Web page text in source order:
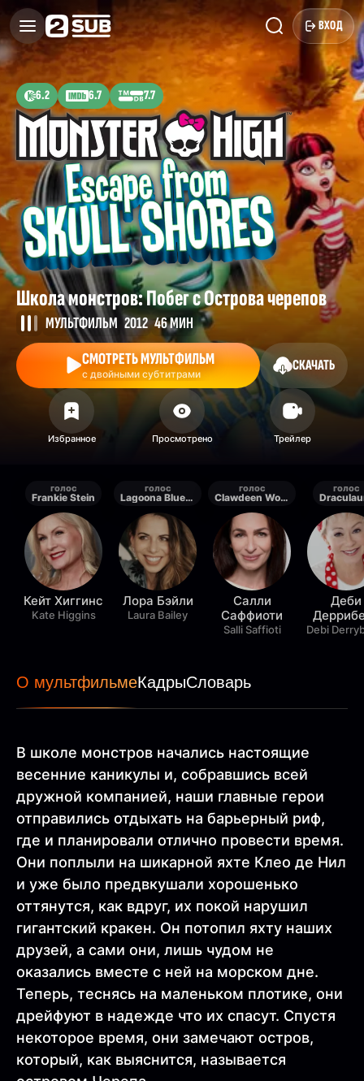
ВХОД
6.2 6.7 7.7
Школа монстров: Побег с Острова черепов
МУЛЬТФИЛЬМ 2012 46 МИН
СМОТРЕТЬ МУЛЬТФИЛЬМ
с двойными субтитрами
СКАЧАТЬ
голос
Frankie Stein
Кейт Хиггинс
Kate Higgins
голос
Lagoona Blue / Headless Headmistress Bloodgood
Лора Бэйли
Laura Bailey
голос
Clawdeen Wolf / Cleo de Nile
Салли
Саффиоти
Salli Saffioti
голос
Деби
Debi
О мультфильмеКадрыСловарь
В школе монстров начались настоящие
весенние каникулы и, собравшись всей
дружной компанией, наши главные герои
отправились отдыхать на барьерный риф,
где и планировали отлично провести время.
Они поплыли на шикарной яхте Клео де Нил
и уже было предвкушали хорошенько
оттянутся, как вдруг, их покой нарушил
гигантский кракен. Он потопил яхту наших
друзей, а сами они, лишь чудом не
оказались вместе с ней на морском дне.
Теперь, теснясь на маленьком плотике, они
дрейфуют в надежде что их спасут. Спустя
некоторое время, они замечают остров,
который, как выяснится, называется